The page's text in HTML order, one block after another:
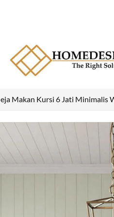
Makan Kursi 6 Jati Minimalis